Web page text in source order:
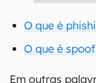
O que é
O que é
Em outras